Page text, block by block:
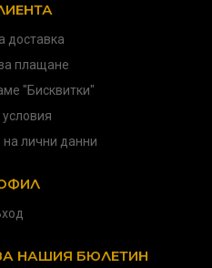
доставка
плащане
"Бисквитки"
лични данни
НАШИЯ БЮЛЕТИН